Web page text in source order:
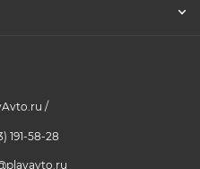
/
191-58-28